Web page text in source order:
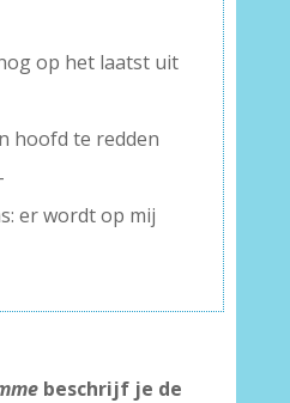
op het laatst uit
hoofd te redden
er wordt op mij
beschrijf je de